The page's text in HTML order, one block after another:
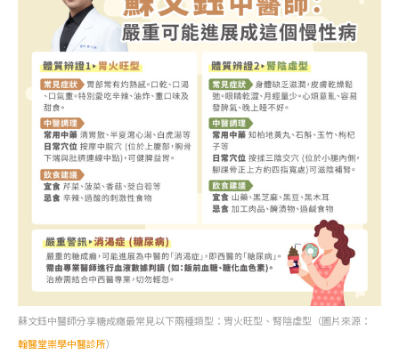
蘇文鈺中醫師分享糖成癮最常見以下兩種類型：胃火旺型、腎陰虛型（圖片來源：
翰醫堂崇學中醫診所）